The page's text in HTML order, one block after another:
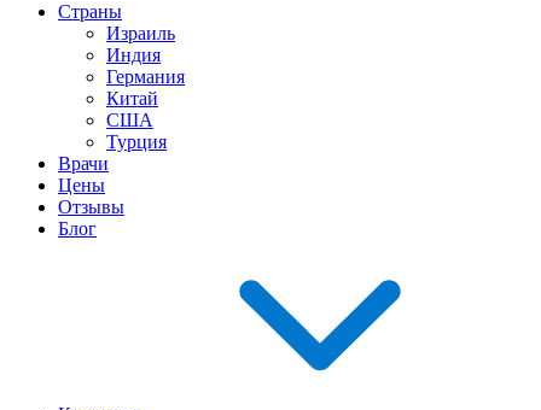
Страны
Израиль
Индия
Германия
Китай
США
Турция
Врачи
Цены
Отзывы
Блог